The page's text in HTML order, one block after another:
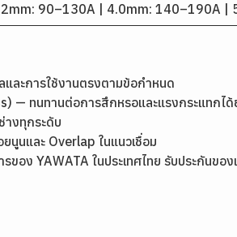
90–130A | 4.0mm: 140–190A |
ละการใช้งานตรงตามข้อกำหนด
— ทนทานต่อการสึกหรอและแรงกระแทกได้
างทุกระดับ
นูนและ Overlap ในแนวเชื่อม
ของ YAWATA ในประเทศไทย รับประกัน